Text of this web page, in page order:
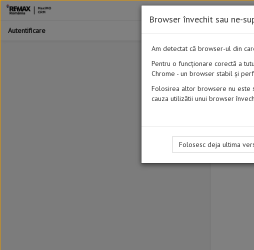
Autentificare
Browser învechit sau ne-
Am detectat că browser-ul din
Pentru o funcționare corectă a
Chrome - un browser stabil și
Folosirea altor browsere nu este
cauza utilizătii unui browser
Folosesc deja ultima